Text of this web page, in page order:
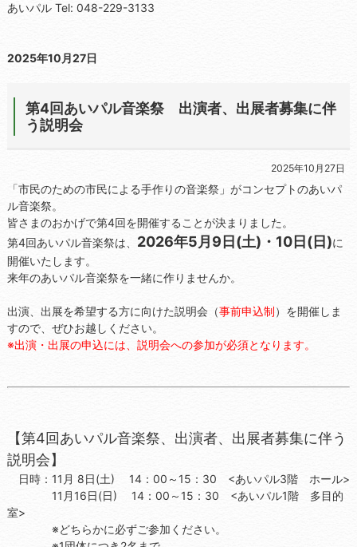
あいパル Tel: 048-229-3133
2025年10月27日
第4回あいパル音楽祭 出演者、出展者募集に伴
う説明会
2025年10月27日
「市民のための市民による手作りの音楽祭」がコンセプトのあいパ
ル音楽祭。
皆さまのおかげで第4回を開催することが決まりました。
第4回あいパル音楽祭は、 2026年5月9日(土)・10日(日)に
開催いたします。
来年のあいパル音楽祭を一緒に作りませんか。
出演、出展を希望する方に向けた説明会（事前申込制）を開催しま
すので、ぜひお越しください。
※出演・出展の申込には、説明会への参加が必須となります。
【第4回あいパル音楽祭、出演者、出展者募集に伴う
説明会】
日時：11月 8日(土) 14：00～15：30 <あいパル3階 ホール>
11月16日(日) 14：00～15：30 <あいパル1階 多目的
室>
※どちらかに必ずご参加ください。